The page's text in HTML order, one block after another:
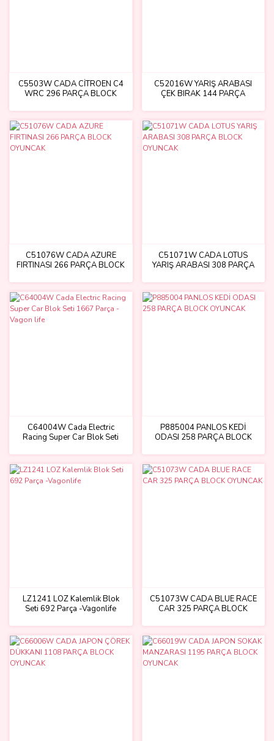
C5503W CADA CİTROEN C4
WRC 296 PARÇA BLOCK
C52016W YARIŞ ARABASI
ÇEK BIRAK 144 PARÇA
C51076W CADA AZURE
FIRTINASI 266 PARÇA BLOCK
C51071W CADA LOTUS
YARIŞ ARABASI 308 PARÇA
C64004W Cada Electric
Racing Super Car Blok Seti
P885004 PANLOS KEDİ
ODASI 258 PARÇA BLOCK
LZ1241 LOZ Kalemlik Blok
Seti 692 Parça -Vagonlife
C51073W CADA BLUE RACE
CAR 325 PARÇA BLOCK